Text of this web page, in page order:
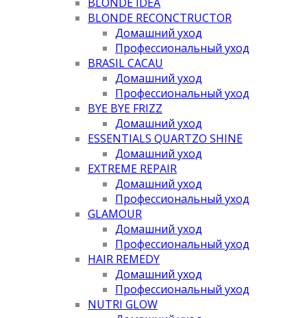
BLONDE RECONCTRUCTOR
Домашний уход
Профессиональный уход
BRASIL CACAU
Домашний уход
Профессиональный уход
BYE BYE FRIZZ
Домашний уход
ESSENTIALS QUARTZO SHINE
Домашний уход
EXTREME REPAIR
Домашний уход
Профессиональный уход
GLAMOUR
Домашний уход
Профессиональный уход
HAIR REMEDY
Домашний уход
Профессиональный уход
NUTRI GLOW